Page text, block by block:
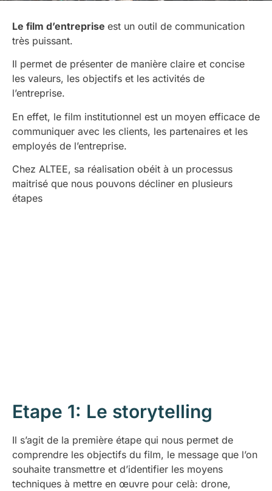
Le film d’entreprise est un outil de communication
très puissant.
Il permet de présenter de manière claire et concise
les valeurs, les objectifs et les activités de
l’entreprise.
En effet, le film institutionnel est un moyen efficace de
communiquer avec les clients, les partenaires et les
employés de l’entreprise.
Chez ALTEE, sa réalisation obéit à un processus
maitrisé que nous pouvons décliner en plusieurs
étapes
Etape 1: Le storytelling
Il s’agit de la première étape qui nous permet de
comprendre les objectifs du film, le message que l’on
souhaite transmettre et d’identifier les moyens
techniques à mettre en œuvre pour celà: drone,